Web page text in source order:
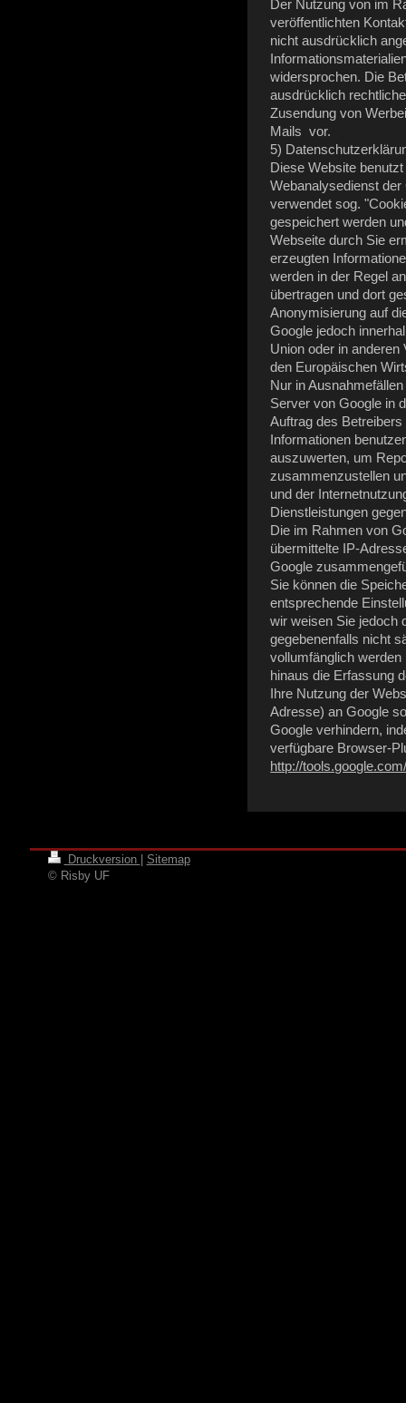
Der Nutzung von im
veröffentlichten
nicht ausdrücklich
widersprochen. Die
ausdrücklich
Zusendung von
Mails vor.
5)
Diese Website
Webanalysedienst
verwendet sog.
gespeichert werden
Webseite durch Sie
erzeugten
werden in der Regel
übertragen und dort
Anonymisierung auf
Google jedoch
Union oder in anderen
den Europäischen
Nur in
Server von Google in
Auftrag des
Informationen
auszuwerten, um
zusammenzustellen
und der
Dienstleistungen
Die im Rahmen von
übermittelte IP-
Google
Sie können die
entsprechende
wir weisen Sie jedoch
gegebenenfalls nicht
vollumfänglich
hinaus die Erfassung
Ihre Nutzung der
Adresse) an Google
Google verhindern,
verfügbare Browser-
http://
Druckversion
Sitemap
© Risby UF